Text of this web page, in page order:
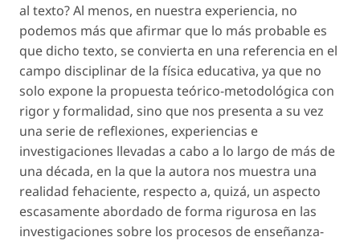
al texto? Al menos, en nuestra experiencia, no
podemos más que afirmar que lo más probable es
que dicho texto, se convierta en una referencia en el
campo disciplinar de la física educativa, ya que no
solo expone la propuesta teórico-metodológica con
rigor y formalidad, sino que nos presenta a su vez
una serie de reflexiones, experiencias e
investigaciones llevadas a cabo a lo largo de más de
una década, en la que la autora nos muestra una
realidad fehaciente, respecto a, quizá, un aspecto
escasamente abordado de forma rigurosa en las
investigaciones sobre los procesos de enseñanza-